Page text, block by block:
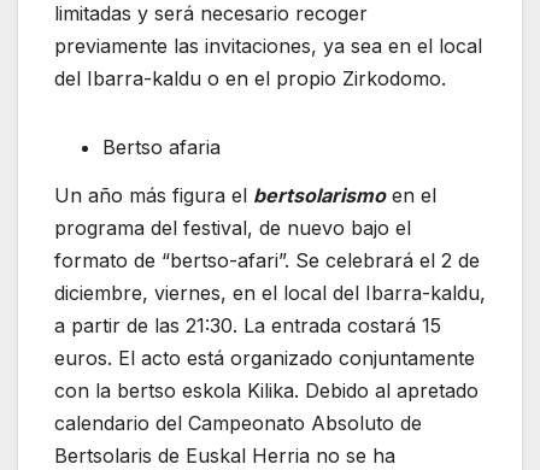
limitadas y será necesario recoger
previamente las invitaciones, ya sea en el local
del Ibarra-kaldu o en el propio Zirkodomo.
Bertso afaria
Un año más figura el bertsolarismoen el
programa del festival, de nuevo bajo el
formato de “bertso-afari”. Se celebrará el 2 de
diciembre, viernes, en el local del Ibarra-kaldu,
a partir de las 21:30. La entrada costará 15
euros. El acto está organizado conjuntamente
con la bertso eskola Kilika. Debido al apretado
calendario del Campeonato Absoluto de
Bertsolaris de Euskal Herria no se ha